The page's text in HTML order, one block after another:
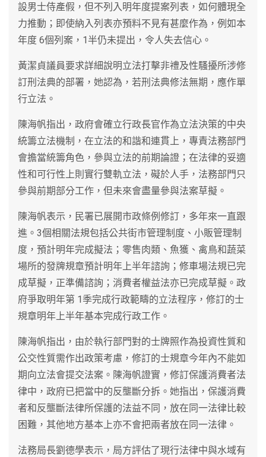
設男士侍產假，但不列入明年度提案列表，如何體現全
力推動；即使納入列表亦預料不見有甚麼作為，例如本
年度 6個列案，1半仍未提出，令人失去信心。
黃潔貞議員要求詳細說明立法打擊非禮及性騷擾所涉修
訂刑法典的部署，她認為，若刑法典修法無期，應作單
行立法。
陳海帆指出，政府會確立行政長官作為立法決策的中央
統籌立法機制，在立法的和諧和連貫上，專責法務部門
會擔當統籌角色，參與立法的前期論證；在法律的妥適
性和可行性上則實行雙軌立法，礙於人手，法務部門只
參與前期部分工作，但未來會盡量參與法案草擬。
陳海帆表示，民署已展開市政條例修訂，多年來一直跟
進。3個相關法規包括公共街市管理制度、小販管理制
度，預計明年完成擬法；零售肉類、魚獲、禽鳥和蔬菜
場所的發牌規章預計明年上半年諮詢；修車場法規已完
成草擬，正準備諮詢；消費者權益法亦已完成草擬。政
府爭取明年第 1季完成行政範疇的立法程序，修訂的士
規章明年上半年基本完成行政工作。
陳海帆指出，由於執行部門對的士牌照作為投資性質和
公交性質需作出政策考慮，修訂的士規章今年內不能如
期向立法會提交法案。陳海帆證實，修訂保護消費者法
律中，政府已把當中的反壟斷分拆。她指出，保護消費
者和反壟斷法律所保護的法益不同，放在同一法律比較
困難，其他地方基本上亦不會把兩者放在同一法律。
法務局長劉德學表示，局方評估了現行法律中與水域有